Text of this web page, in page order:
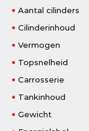
Aantal cilinders
Cilinderinhoud
Vermogen
Topsnelheid
Carrosserie
Tankinhoud
Gewicht